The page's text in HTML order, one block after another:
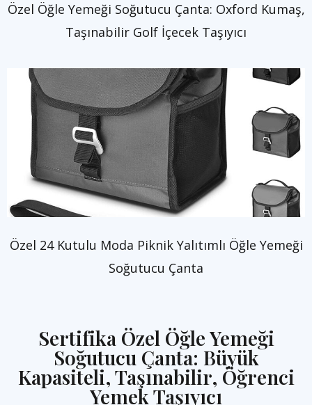
Özel Öğle Yemeği Soğutucu Çanta: Oxford Kumaş,
Taşınabilir Golf İçecek Taşıyıcı
Özel 24 Kutulu Moda Piknik Yalıtımlı Öğle Yemeği
Soğutucu Çanta
Sertifika Özel Öğle Yemeği
Soğutucu Çanta: Büyük
Kapasiteli, Taşınabilir, Öğrenci
Yemek Taşıyıcı